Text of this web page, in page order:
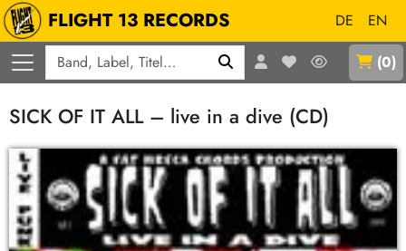
FLIGHT 13 RECORDS DE
EN
(0)
SICK OF IT ALL – live in a dive (CD)